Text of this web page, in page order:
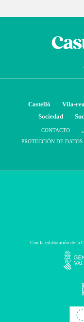
Castelló Vila-
Sociedad
CONTACTO
PROTECCIÓN DE DATOS
Con la colaboración de la